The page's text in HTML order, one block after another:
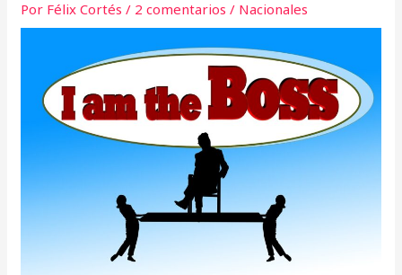
Por Félix Cortés/ 2 comentarios / Nacionales